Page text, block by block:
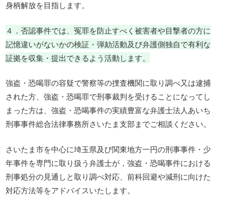
身柄解放を目指します。
４．否認事件では、冤罪を防止すべく被害者や目撃者の方に
記憶違いがないかの検証・弾劾活動及び弁護側独自で有利な
証拠を収集・提出できるよう活動します。
強盗・恐喝罪の容疑で警察等の捜査機関に取り調べ又は逮捕
された方、強盗・恐喝罪で刑事裁判を受けることになってし
まった方は、強盗・恐喝事件の実績豊富な弁護士法人あいち
刑事事件総合法律事務所さいたま支部までご相談ください。
さいたま市を中心に埼玉県及び関東地方一円の刑事事件・少
年事件を専門に取り扱う弁護士が，強盗・恐喝事件における
刑事処分の見通しと取り調べ対応、前科回避や減刑に向けた
対応方法等をアドバイスいたします。